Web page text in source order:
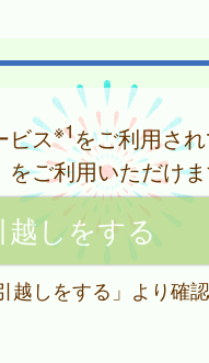
ビス※1をご利用さ
ご利用いただけ
越しをする」より確